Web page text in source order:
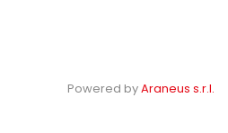
Powered byAraneus s.r.l.